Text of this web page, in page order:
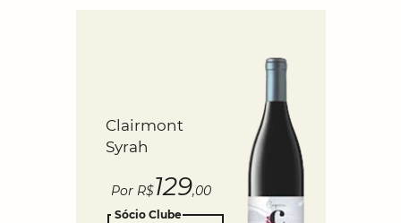
Clairmont
Syrah
Por R$129,00
Sócio Clube